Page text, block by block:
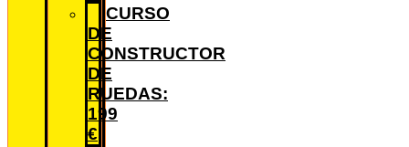
CURSO
DE
CONSTRUCTOR
DE
RUEDAS:
199
€